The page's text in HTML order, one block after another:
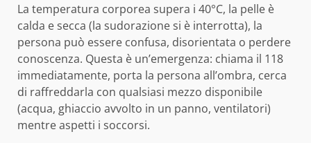
La temperatura corporea supera i 40°C, la pelle è
calda e secca (la sudorazione si è interrotta), la
persona può essere confusa, disorientata o perdere
conoscenza. Questa è un’emergenza: chiama il 118
immediatamente, porta la persona all’ombra, cerca
di raffreddarla con qualsiasi mezzo disponibile
(acqua, ghiaccio avvolto in un panno, ventilatori)
mentre aspetti i soccorsi.